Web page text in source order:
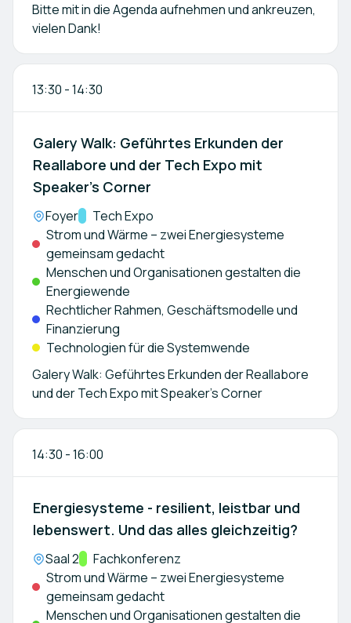
Bitte mit in die Agenda aufnehmen und ankreuzen,
vielen Dank!
13:30 -14:30
Galery Walk: Geführtes Erkunden der
Reallabore und der Tech Expo mit
Speaker’s Corner
Location:
FoyerKategorie:
Tech Expo
Strom und Wärme – zwei Energiesysteme
gemeinsam gedacht
Menschen und Organisationen gestalten die
Energiewende
Rechtlicher Rahmen, Geschäftsmodelle und
Finanzierung
Technologien für die Systemwende
Galery Walk: Geführtes Erkunden der Reallabore
14:30 -16:00
Energiesysteme - resilient, leistbar und
lebenswert. Und das alles gleichzeitig?
Location:
Saal 2Kategorie:
Fachkonferenz
Strom und Wärme – zwei Energiesysteme
gemeinsam gedacht
Menschen und Organisationen gestalten die